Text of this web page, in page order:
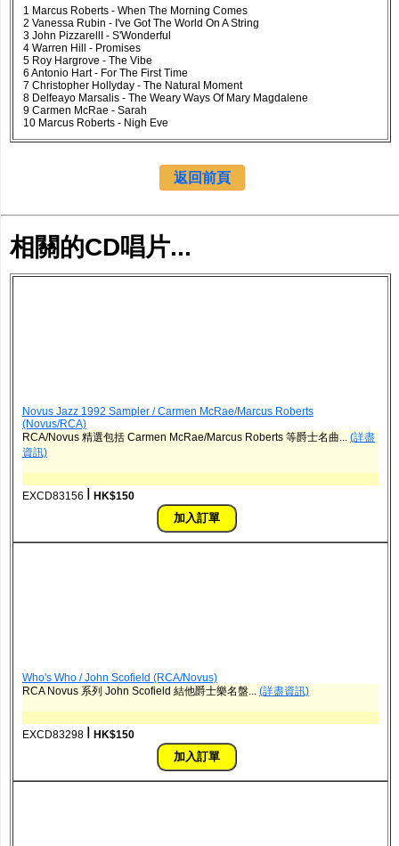
1 Marcus Roberts - When The Morning Comes
2 Vanessa Rubin - I've Got The World On A String
3 John PizzarellI - S'Wonderful
4 Warren Hill - Promises
5 Roy Hargrove - The Vibe
6 Antonio Hart - For The First Time
7 Christopher Hollyday - The Natural Moment
8 Delfeayo Marsalis - The Weary Ways Of Mary Magdalene
9 Carmen McRae - Sarah
10 Marcus Roberts - Nigh Eve
返回前頁
相關的CD唱片...
Novus Jazz 1992 Sampler / Carmen McRae/Marcus Roberts
(Novus/RCA)
RCA/Novus 精選包括 Carmen McRae/Marcus Roberts 等爵士名曲... (詳盡
資訊)
EXCD83156 HK$150
Who's Who / John Scofield (RCA/Novus)
RCA Novus 系列 John Scofield 結他爵士樂名盤... (詳盡資訊)
EXCD83298 HK$150